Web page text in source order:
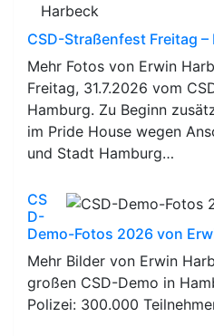
CSD-Straßenfest Freitag
Mehr Fotos von Erwin
Freitag, 31.7.2026 vom
Hamburg. Zu Beginn
im Pride House wegen
und Stadt Hamburg…
CS
D-
Demo-Fotos 2026 von
Mehr Bilder von Erwin
großen CSD-Demo in
Polizei: 300.000